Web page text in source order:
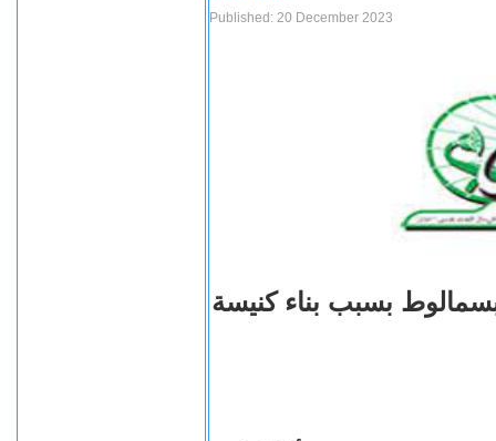
Published: 20 December 2023
بسبب بناء كنيسة